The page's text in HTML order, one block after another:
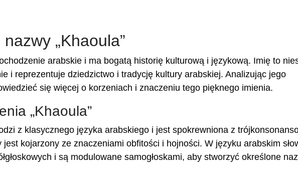
„Khaoula”
arabskie i ma bogatą historię kulturową i językową. Imię to
i reprezentuje dziedzictwo i tradycję kultury arabskiej. Analizując jego
się więcej o korzeniach i znaczeniu tego pięknego imienia.
„Khaoula”
z klasycznego języka arabskiego i jest spokrewniona z
jest kojarzony ze znaczeniami obfitości i hojności. W języku arabskim
i są modulowane samogłoskami, aby stworzyć określone